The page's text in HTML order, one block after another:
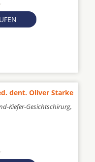
dent. Oliver Starke
Kiefer-Gesichtschirurg,